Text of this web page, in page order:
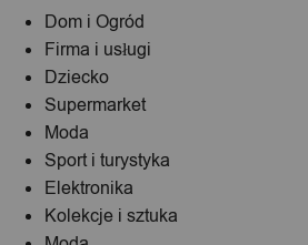
Dom i Ogród
Firma i usługi
Dziecko
Supermarket
Moda
Sport i turystyka
Elektronika
Kolekcje i sztuka